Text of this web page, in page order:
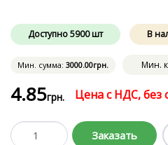
Доступно5900 шт В
Мин. сумма: 3000.00грн. Мин.
4.85грн. Цена с НДС, без
Заказать